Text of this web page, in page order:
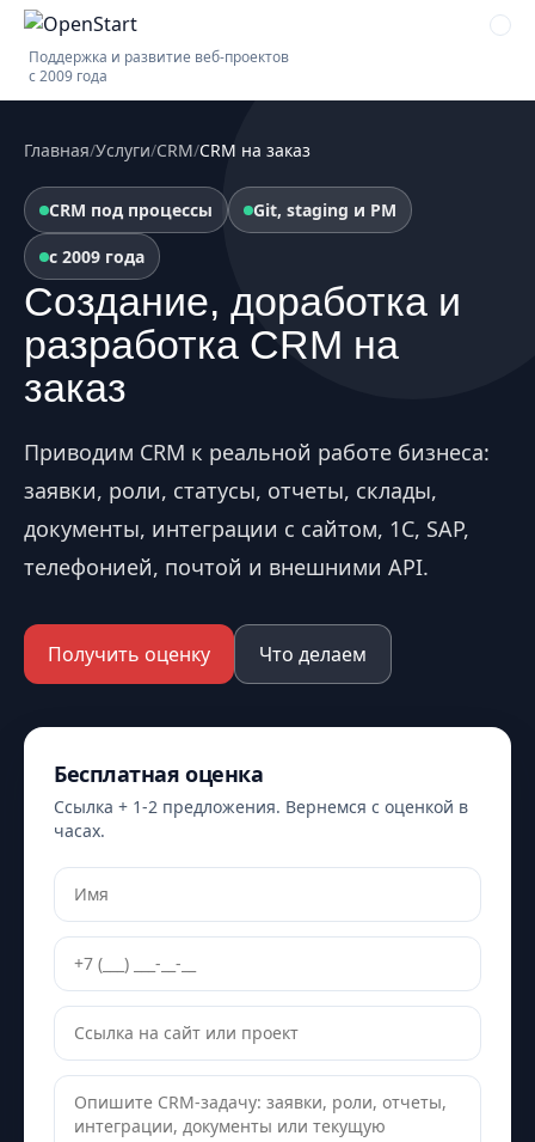
Поддержка и развитие веб-проектов
с 2009 года
Главная/Услуги/CRM/CRM на заказ
CRM под процессы Git, staging и PM
с 2009 года
Создание, доработка и
разработка CRM на
заказ
Приводим CRM к реальной работе бизнеса:
заявки, роли, статусы, отчеты, склады,
документы, интеграции с сайтом, 1С, SAP,
телефонией, почтой и внешними API.
Получить оценку Что делаем
Бесплатная оценка
Ссылка + 1-2 предложения. Вернемся с оценкой в
часах.